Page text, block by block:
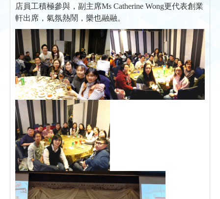
店員工積極參與，副主席Ms Catherine Wong更代表創業
軒出席，氣氛熱鬧，樂也融融。